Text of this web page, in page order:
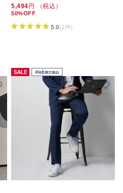
5,494 円 （税込）
50%OFF
5.0(1件)